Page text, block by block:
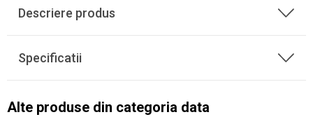
Descriere produs
Specificatii
Alte produse din categoria data